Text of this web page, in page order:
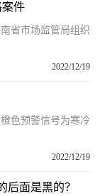
件
省市场监管局组织
2022/12/19
色预警信号为寒冷
2022/12/19
后面是黑的？